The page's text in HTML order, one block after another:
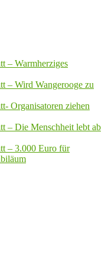
– Warmherziges
– Wird Wangerooge zu
Organisatoren ziehen
– Die Menschheit lebt ab
– 3.000 Euro für